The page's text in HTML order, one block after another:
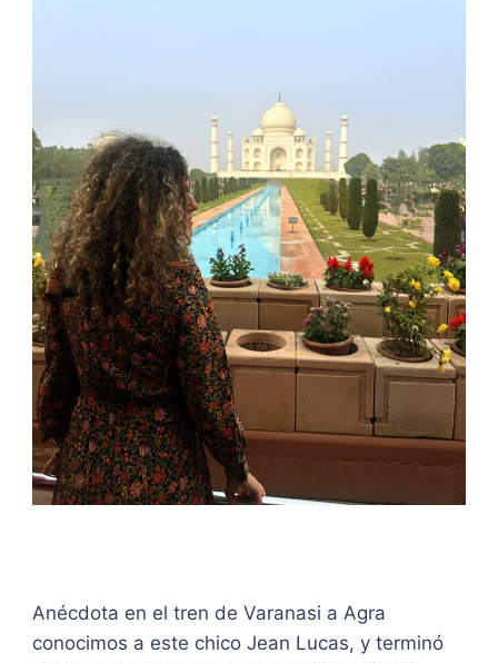
Anécdota en el tren de Varanasi a Agra
conocimos a este chico Jean Lucas, y terminó